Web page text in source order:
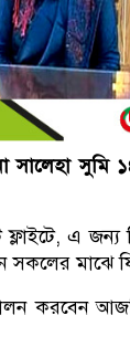
সালেহা সুমি
এ জন্য
সকলের
করবেন